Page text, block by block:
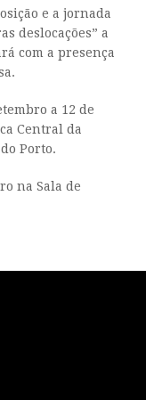
e a jornada
deslocações” a
com a presença
a 12 de
Central da
Porto.
na Sala de